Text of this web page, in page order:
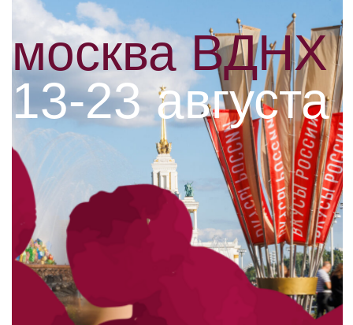
Что ждет
Гастрономия
и ярмарка российского
вина
Лекторий
«Винология»
Музыкальная сцена
и кино на траве